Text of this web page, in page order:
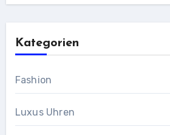
Kategorien
Fashion
Luxus Uhren